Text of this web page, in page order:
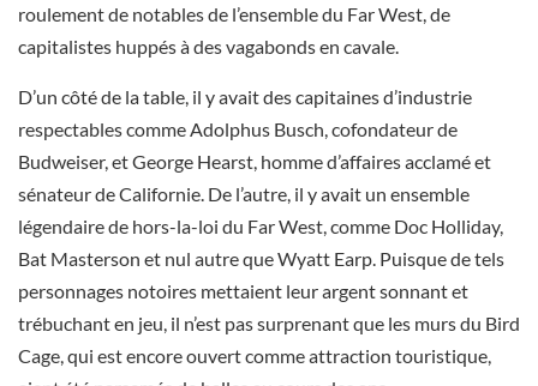
roulement de notables de l’ensemble du Far West, de
capitalistes huppés à des vagabonds en cavale.
D’un côté de la table, il y avait des capitaines d’industrie
respectables comme Adolphus Busch, cofondateur de
Budweiser, et George Hearst, homme d’affaires acclamé et
sénateur de Californie. De l’autre, il y avait un ensemble
légendaire de hors-la-loi du Far West, comme Doc Holliday,
Bat Masterson et nul autre que Wyatt Earp. Puisque de tels
personnages notoires mettaient leur argent sonnant et
trébuchant en jeu, il n’est pas surprenant que les murs du Bird
Cage, qui est encore ouvert comme attraction touristique,